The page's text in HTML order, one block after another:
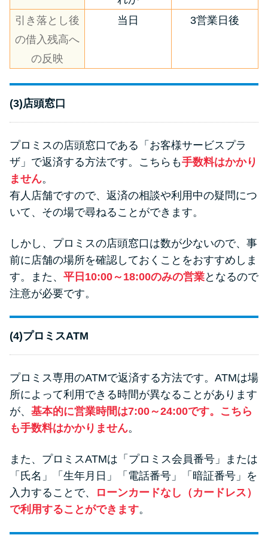
引き落とし後
の借入残高へ
の反映
当日 3営業日後
(3)店頭窓口
プロミスの店頭窓口である「お客様サービスプラ
ザ」で返済する方法です。こちらも手数料はかかり
ません。
有人店舗ですので、返済の相談や利用中の疑問につ
いて、その場で尋ねることができます。
しかし、プロミスの店頭窓口は数が少ないので、事
前に店舗の場所を確認しておくことをおすすめしま
す。また、 平日10:00～18:00のみの営業となるので
注意が必要です。
(4)プロミスATM
プロミス専用のATMで返済する方法です。ATMは場
所によって利用できる時間が異なることがあります
が、 基本的に営業時間は7:00～24:00です。こちら
も手数料はかかりません。
また、プロミスATMは「プロミス会員番号」または
「氏名」「生年月日」「電話番号」「暗証番号」を
入力することで、
ローンカードなし（カードレス）
で利用することができます。